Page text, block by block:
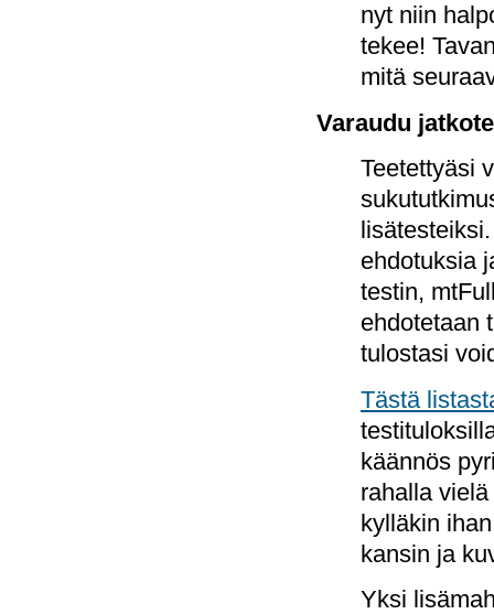
nyt niin
tekee!
mitä
Varaudu
Teetettyäsi
ehdotuksia
testin,
ehdotetaan
tulostasi
Tästä
käännös
rahalla
kylläkin
kansin ja
Yksi